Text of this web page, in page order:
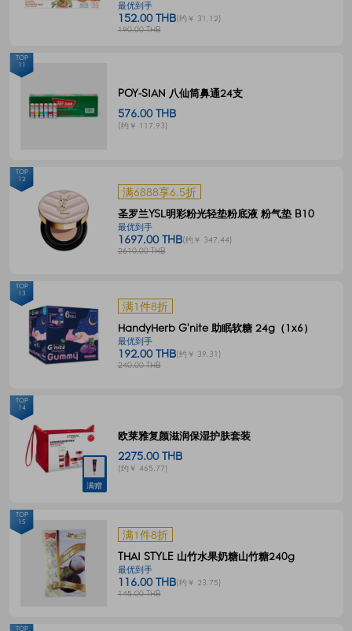
最优到手
152.00 THB(约￥ 31.12)
190.00 THB
POY-SIAN 八仙筒鼻通24支
576.00 THB
(约￥ 117.93)
TOP
11
满6888享6.5折
圣罗兰YSL明彩粉光轻垫粉底液 粉气垫 B10
最优到手
1697.00 THB(约￥ 347.44)
2610.00 THB
TOP
12
满1件8折
HandyHerb G'nite 助眠软糖 24g（1x6）
最优到手
192.00 THB(约￥ 39.31)
240.00 THB
TOP
13
满赠
欧莱雅复颜滋润保湿护肤套装
2275.00 THB
(约￥ 465.77)
TOP
14
满1件8折
THAI STYLE 山竹水果奶糖山竹糖240g
最优到手
116.00 THB(约￥ 23.75)
145.00 THB
TOP
15
TOP